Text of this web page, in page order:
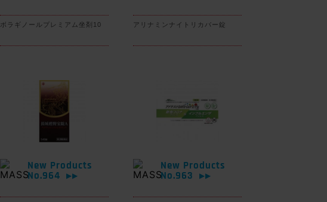
ボラギノールプレミアム坐剤10 アリナミンナイトリカバー錠
New Products
No.964
▶▶
New Products
No.963
▶▶